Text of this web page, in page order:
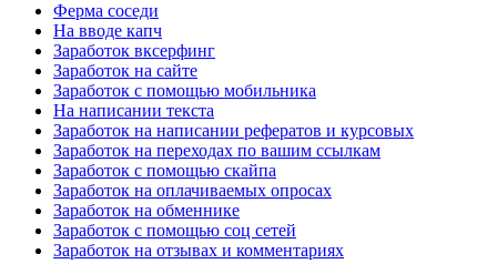
Ферма соседи
На вводе капч
Заработок вксерфинг
Заработок на сайте
Заработок с помощью мобильника
На написании текста
Заработок на написании рефератов и курсовых
Заработок на переходах по вашим ссылкам
Заработок с помощью скайпа
Заработок на оплачиваемых опросах
Заработок на обменнике
Заработок с помощью соц сетей
Заработок на отзывах и комментариях